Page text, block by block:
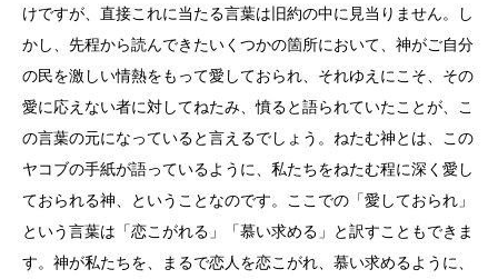
けですが、直接これに当たる言葉は旧約の中に見当りません。し
かし、先程から読んできたいくつかの箇所において、神がご自分
の民を激しい情熱をもって愛しておられ、それゆえにこそ、その
愛に応えない者に対してねたみ、憤ると語られていたことが、こ
の言葉の元になっていると言えるでしょう。ねたむ神とは、この
ヤコブの手紙が語っているように、私たちをねたむ程に深く愛し
ておられる神、ということなのです。ここでの「愛しておられ」
という言葉は「恋こがれる」「慕い求める」と訳すこともできま
す。神が私たちを、まるで恋人を恋こがれ、慕い求めるように、